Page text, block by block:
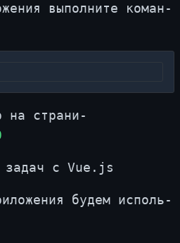
вы­пол­ни­те ко­ман­
на стра­ни­
бу­дем ис­поль­